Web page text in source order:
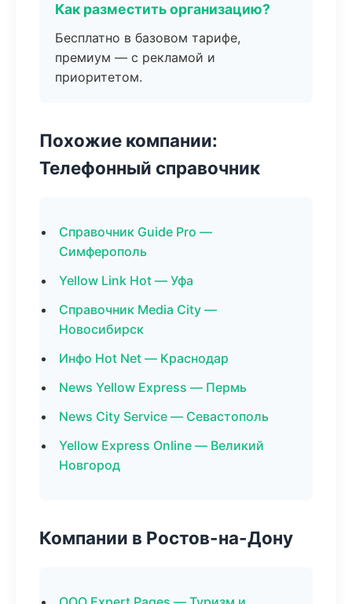
Как разместить организацию?
Бесплатно в базовом тарифе,
премиум — с рекламой и
приоритетом.
Похожие компании:
Телефонный справочник
Справочник Guide Pro —
Симферополь
Yellow Link Hot — Уфа
Справочник Media City —
Новосибирск
Инфо Hot Net — Краснодар
News Yellow Express — Пермь
News City Service — Севастополь
Yellow Express Online — Великий
Новгород
Компании в Ростов-на-Дону